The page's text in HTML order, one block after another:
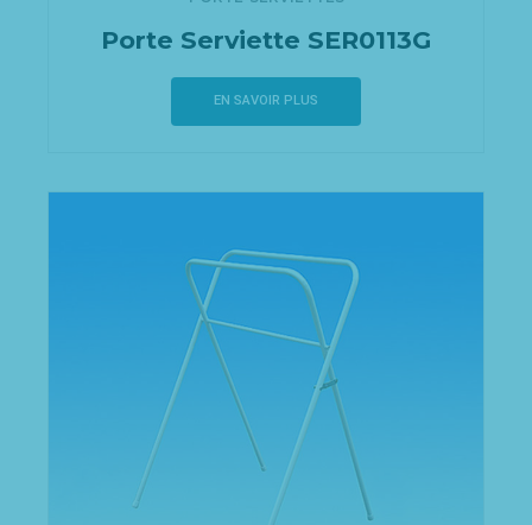
Porte Serviette SER0113G
EN SAVOIR PLUS